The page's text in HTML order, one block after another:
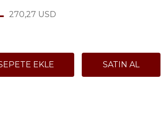
270,27 USD